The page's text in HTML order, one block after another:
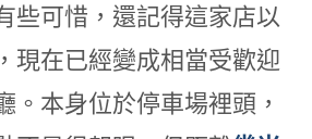
些可惜，還記得這家店以
現在已經變成相當受歡迎
。本身位於停車場裡頭，